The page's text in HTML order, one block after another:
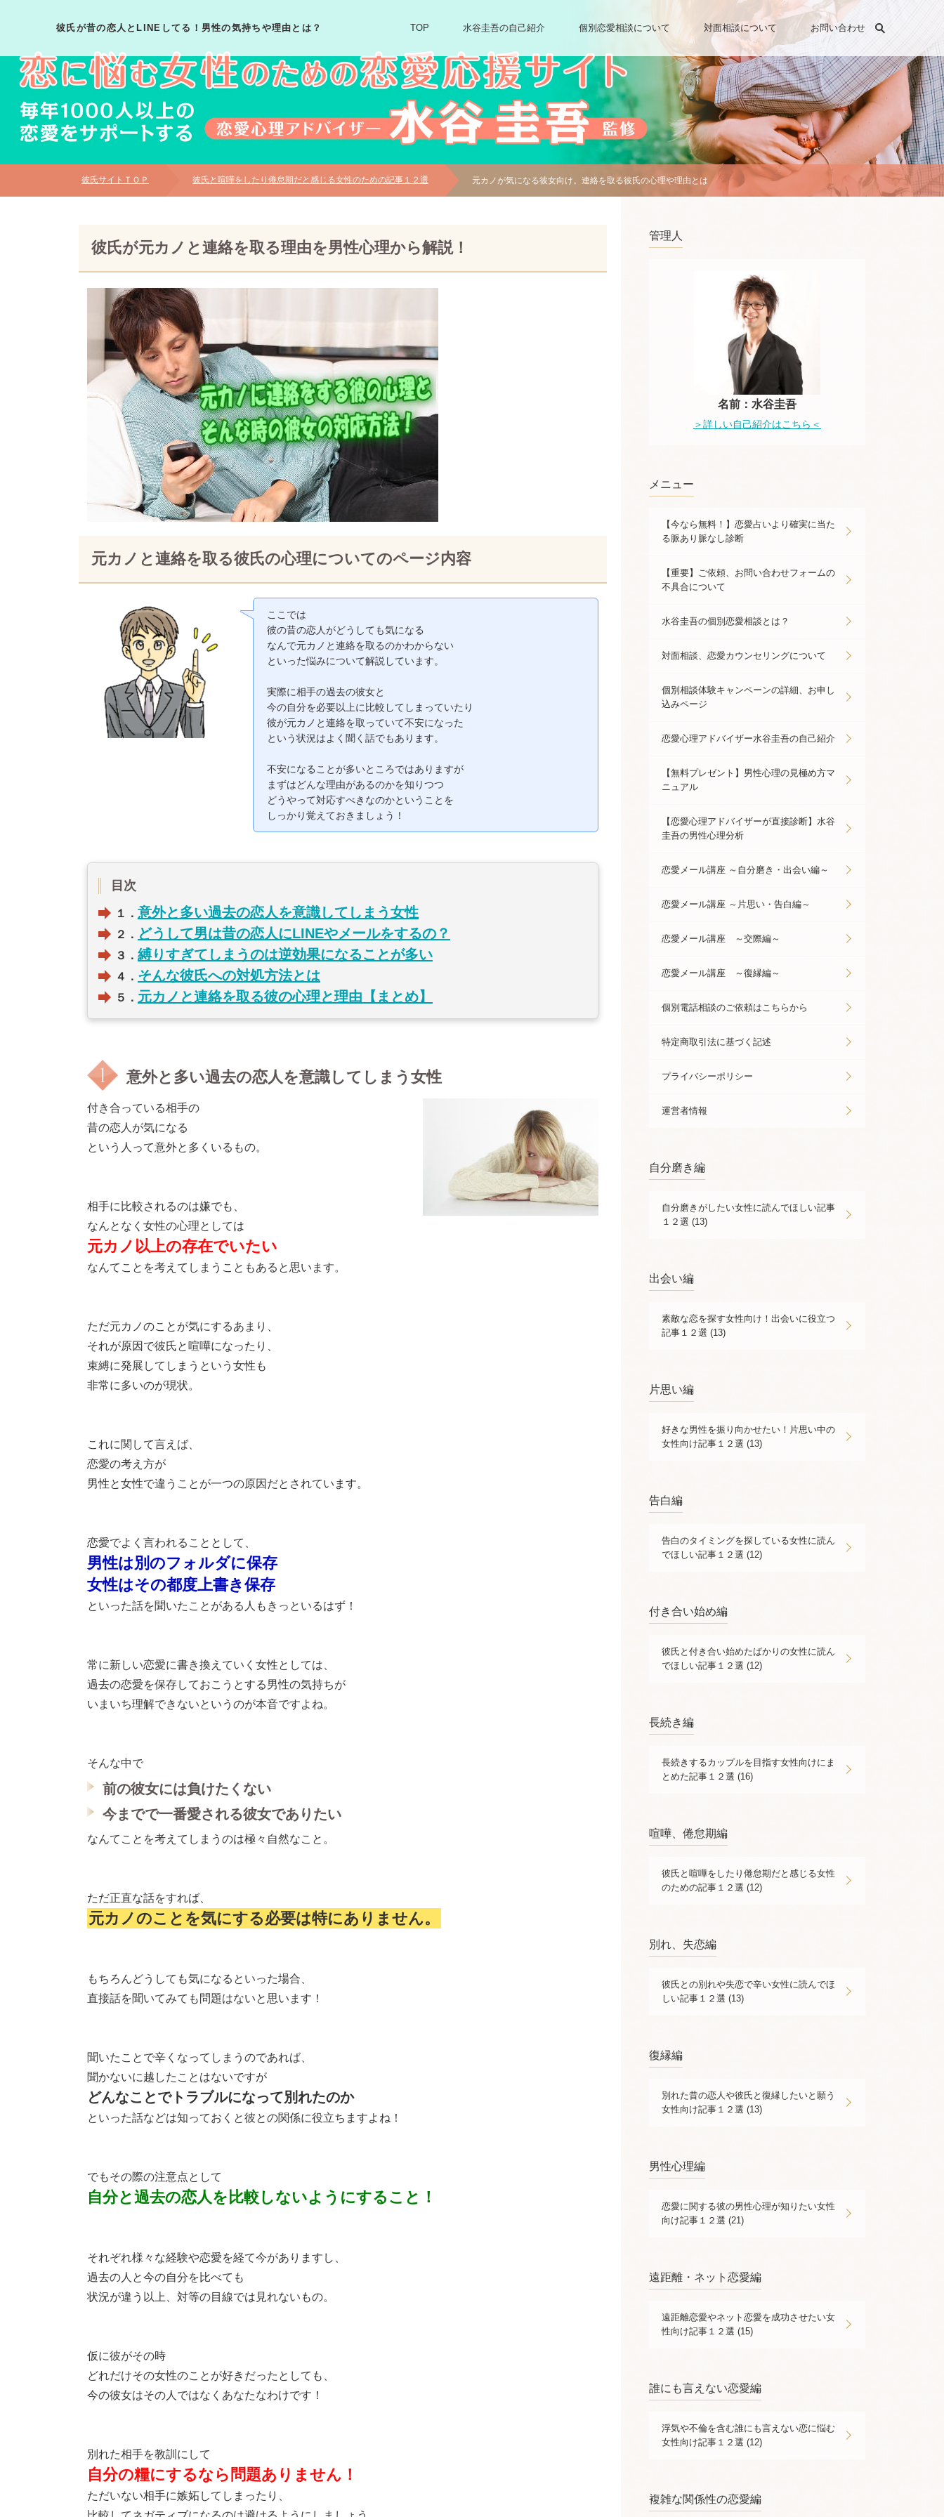
彼氏が昔の恋人とLINEしてる！男性の気持ちや理由とは？ TOP 水谷圭吾の自己紹介 個別恋愛相談について 対面相談について お問い合わせ
彼氏サイトＴＯＰ 彼氏と喧嘩をしたり倦怠期だと感じる女性のための記事１２選 元カノが気になる彼女向け。連絡を取る彼氏の心理や理由とは
彼氏が元カノと連絡を取る理由を男性心理から解説！
元カノと連絡を取る彼氏の心理についてのページ内容
ここでは
彼の昔の恋人がどうしても気になる
なんで元カノと連絡を取るのかわからない
といった悩みについて解説しています。
実際に相手の過去の彼女と
今の自分を必要以上に比較してしまっていたり
彼が元カノと連絡を取っていて不安になった
という状況はよく聞く話でもあります。
不安になることが多いところではありますが
まずはどんな理由があるのかを知りつつ
どうやって対応すべきなのかということを
しっかり覚えておきましょう！
目次
１． 意外と多い過去の恋人を意識してしまう女性
２． どうして男は昔の恋人にLINEやメールをするの？
３． 縛りすぎてしまうのは逆効果になることが多い
４． そんな彼氏への対処方法とは
５． 元カノと連絡を取る彼の心理と理由【まとめ】
意外と多い過去の恋人を意識してしまう女性
付き合っている相手の
昔の恋人が気になる
という人って意外と多くいるもの。
相手に比較されるのは嫌でも、
なんとなく女性の心理としては
元カノ以上の存在でいたい
なんてことを考えてしまうこともあると思います。
ただ元カノのことが気にするあまり、
それが原因で彼氏と喧嘩になったり、
束縛に発展してしまうという女性も
非常に多いのが現状。
これに関して言えば、
恋愛の考え方が
男性と女性で違うことが一つの原因だとされています。
恋愛でよく言われることとして、
男性は別のフォルダに保存
女性はその都度上書き保存
といった話を聞いたことがある人もきっといるはず！
常に新しい恋愛に書き換えていく女性としては、
過去の恋愛を保存しておこうとする男性の気持ちが
いまいち理解できないというのが本音ですよね。
そんな中で
前の彼女には負けたくない
今までで一番愛される彼女でありたい
なんてことを考えてしまうのは極々自然なこと。
ただ正直な話をすれば、
元カノのことを気にする必要は特にありません。
もちろんどうしても気になるといった場合、
直接話を聞いてみても問題はないと思います！
聞いたことで辛くなってしまうのであれば、
聞かないに越したことはないですが
どんなことでトラブルになって別れたのか
といった話などは知っておくと彼との関係に役立ちますよね！
でもその際の注意点として
自分と過去の恋人を比較しないようにすること！
それぞれ様々な経験や恋愛を経て今がありますし、
過去の人と今の自分を比べても
状況が違う以上、対等の目線では見れないもの。
仮に彼がその時
どれだけその女性のことが好きだったとしても、
今の彼女はその人ではなくあなたなわけです！
別れた相手を教訓にして
自分の糧にするなら問題ありません！
ただいない相手に嫉妬してしまったり、
管理人
名前：水谷圭吾
＞詳しい自己紹介はこちら＜
メニュー
【今なら無料！】恋愛占いより確実に当た
る脈あり脈なし診断
【重要】ご依頼、お問い合わせフォームの
不具合について
水谷圭吾の個別恋愛相談とは？
対面相談、恋愛カウンセリングについて
個別相談体験キャンペーンの詳細、お申し
込みページ
恋愛心理アドバイザー水谷圭吾の自己紹介
【無料プレゼント】男性心理の見極め方マ
ニュアル
【恋愛心理アドバイザーが直接診断】水谷
圭吾の男性心理分析
恋愛メール講座 ～自分磨き・出会い編～
恋愛メール講座 ～片思い・告白編～
恋愛メール講座 ～交際編～
恋愛メール講座 ～復縁編～
個別電話相談のご依頼はこちらから
特定商取引法に基づく記述
プライバシーポリシー
運営者情報
自分磨き編
自分磨きがしたい女性に読んでほしい記事
１２選 (13)
出会い編
素敵な恋を探す女性向け！出会いに役立つ
記事１２選 (13)
片思い編
好きな男性を振り向かせたい！片思い中の
女性向け記事１２選 (13)
告白編
告白のタイミングを探している女性に読ん
でほしい記事１２選 (12)
付き合い始め編
彼氏と付き合い始めたばかりの女性に読ん
でほしい記事１２選 (12)
長続き編
長続きするカップルを目指す女性向けにま
とめた記事１２選 (16)
喧嘩、倦怠期編
彼氏と喧嘩をしたり倦怠期だと感じる女性
のための記事１２選 (12)
別れ、失恋編
彼氏との別れや失恋で辛い女性に読んでほ
しい記事１２選 (13)
復縁編
別れた昔の恋人や彼氏と復縁したいと願う
女性向け記事１２選 (13)
男性心理編
恋愛に関する彼の男性心理が知りたい女性
向け記事１２選 (21)
遠距離・ネット恋愛編
遠距離恋愛やネット恋愛を成功させたい女
性向け記事１２選 (15)
誰にも言えない恋愛編
浮気や不倫を含む誰にも言えない恋に悩む
女性向け記事１２選 (12)
複雑な関係性の恋愛編